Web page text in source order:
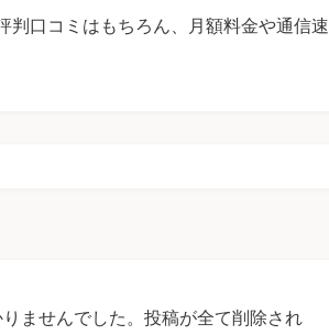
判口コミはもちろん、月額料金や通信速
ませんでした。投稿が全て削除され